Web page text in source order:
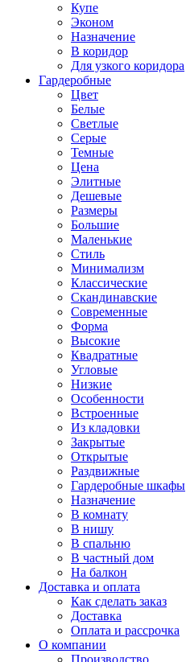
Купе
Эконом
Назначение
В коридор
Для узкого коридора
Гардеробные
Цвет
Белые
Светлые
Серые
Темные
Цена
Элитные
Дешевые
Размеры
Большие
Маленькие
Стиль
Минимализм
Классические
Скандинавские
Современные
Форма
Высокие
Квадратные
Угловые
Низкие
Особенности
Встроенные
Из кладовки
Закрытые
Открытые
Раздвижные
Гардеробные шкафы
Назначение
В комнату
В нишу
В спальню
В частный дом
На балкон
Доставка и оплата
Как сделать заказ
Доставка
Оплата и рассрочка
О компании
Производство